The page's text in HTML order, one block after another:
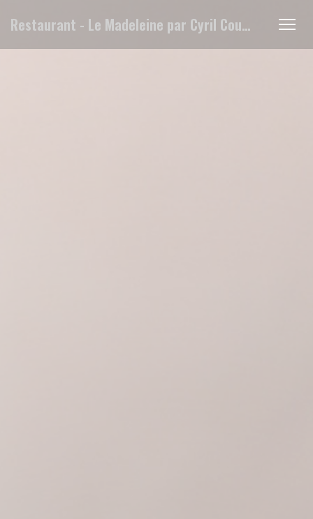
Restaurant - Le Madeleine par Cyril Coutin